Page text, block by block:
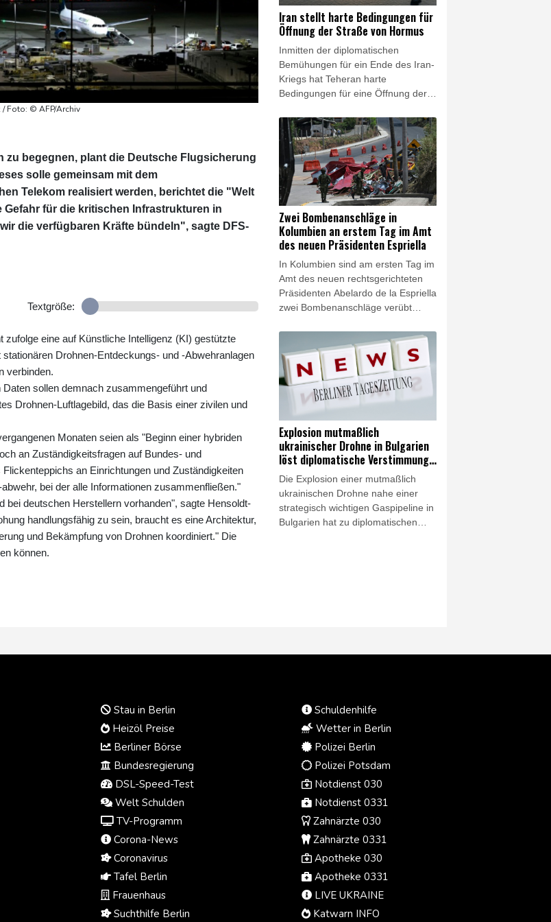
Foto: © AFP/Archiv
begegnen, plant die Deutsche Flugsicherung
solle gemeinsam mit dem
Telekom realisiert werden, berichtet die "Welt
für die kritischen Infrastrukturen in
die verfügbaren Kräfte bündeln", sagte DFS-
Textgröße:
eine auf Künstliche Intelligenz (KI) gestützte
Drohnen-Entdeckungs- und -Abwehranlagen
verbinden.
sollen demnach zusammengeführt und
Drohnen-Luftlagebild, das die Basis einer zivilen und
Monaten seien als "Beginn einer hybriden
an Zuständigkeitsfragen auf Bundes- und
an Einrichtungen und Zuständigkeiten
bei der alle Informationen zusammenfließen."
deutschen Herstellern vorhanden", sagte Hensoldt-
handlungsfähig zu sein, braucht es eine Architektur,
und Bekämpfung von Drohnen koordiniert." Die
können.
ein Kriegsschauplatz und nicht nur
eine Wasserstraße."
Iran stellt harte Bedingungen für
Öffnung der Straße von Hormus
Inmitten der diplomatischen
Bemühungen für ein Ende des Iran-
Kriegs hat Teheran harte
Bedingungen für eine Öffnung der
Außenminister Abbas Araghtschi
forderte am Samstag unter
anderem "Entschädigungen" für
Verstöße der USA gegen das im
Juni besiegelte Rahmenabkommen
zwischen Teheran und Washington.
Der Chef des Nationalen
Sicherheitsrats, Mohammad Bagher
Solghadr, legte eine ganze Liste an
Bedingungen für ein Ende der
Blockade der strategisch wichtigen
Meerenge vor.
Zwei Bombenanschläge in
Kolumbien an erstem Tag im Amt
des neuen Präsidenten Espriella
In Kolumbien sind am ersten Tag im
Amt des neuen rechtsgerichteten
Präsidenten Abelardo de la Espriella
zwei Bombenanschläge verübt
verschiedenen Teilen des Landes
wurde am Samstag mindestens ein
Polizist getötet, wie die Armee
mitteilte. Weitere Menschen seien
verletzt worden.
Explosion mutmaßlich
ukrainischer Drohne in Bulgarien
löst diplomatische Verstimmung
aus
Die Explosion einer mutmaßlich
ukrainischen Drohne nahe einer
strategisch wichtigen Gaspipeline in
Bulgarien hat zu diplomatischen
bestritt, vorsätzlich ein Fluggerät
nach Bulgarien gelenkt zu haben.
Stau in Berlin
Heizöl Preise
Berliner Börse
Bundesregierung
DSL-Speed-Test
Welt Schulden
TV-Programm
Corona-News
Coronavirus
Tafel Berlin
Frauenhaus
Suchthilfe Berlin
Schuldenhilfe
Wetter in Berlin
Polizei Berlin
Polizei Potsdam
Notdienst 030
Notdienst 0331
Zahnärzte 030
Zahnärzte 0331
Apotheke 030
Apotheke 0331
LIVE UKRAINE
Katwarn INFO